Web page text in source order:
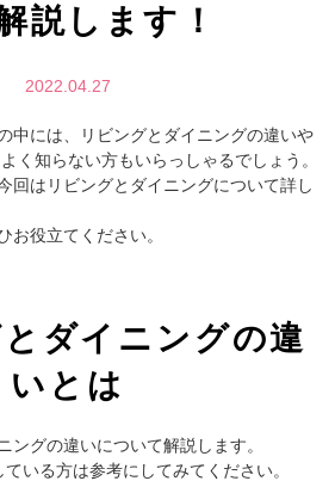
説します！
2022.04.27
中には、リビングとダイニングの違いや
く知らない方もいらっしゃるでしょう。
回はリビングとダイニングについて詳し
お役立てください。
ダイニングの違
いとは
ングの違いについて解説します。
いる方は参考にしてみてください。